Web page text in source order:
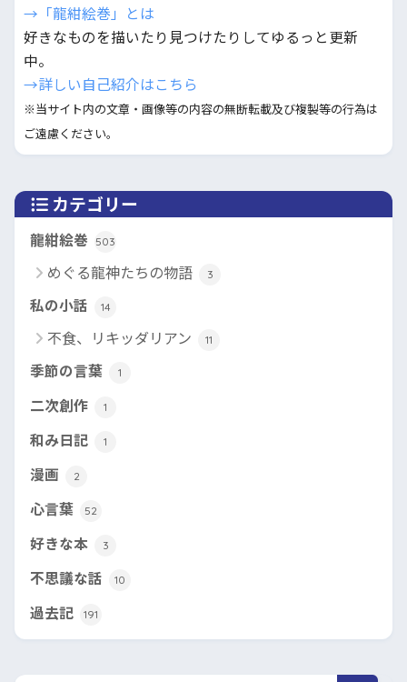
→「龍紺絵巻」とは
好きなものを描いたり見つけたりしてゆるっと更新
中。
→詳しい自己紹介はこちら
※当サイト内の文章・画像等の内容の無断転載及び複製等の行為は
ご遠慮ください。
カテゴリー
龍紺絵巻 503
めぐる龍神たちの物語 3
私の小話 14
不食、リキッダリアン 11
季節の言葉 1
二次創作 1
和み日記 1
漫画 2
心言葉 52
好きな本 3
不思議な話 10
過去記 191